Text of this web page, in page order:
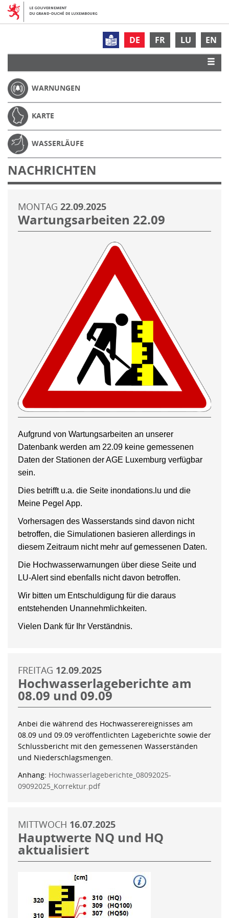
DE FR LU EN
WARNUNGEN
KARTE
WASSERLÄUFE
NACHRICHTEN
MONTAG 22.09.2025
Wartungsarbeiten 22.09
Aufgrund von Wartungsarbeiten an unserer
Datenbank werden am 22.09 keine gemessenen
Daten der Stationen der AGE Luxemburg verfügbar
sein.
Dies betrifft u.a. die Seite inondations.lu und die
Meine Pegel App.
Vorhersagen des Wasserstands sind davon nicht
betroffen, die Simulationen basieren allerdings in
diesem Zeitraum nicht mehr auf gemessenen Daten.
Die Hochwasserwarnungen über diese Seite und
LU-Alert sind ebenfalls nicht davon betroffen.
Wir bitten um Entschuldigung für die daraus
entstehenden Unannehmlichkeiten.
Vielen Dank für Ihr Verständnis.
FREITAG 12.09.2025
Hochwasserlageberichte am
08.09 und 09.09
Anbei die während des Hochwasserereignisses am
08.09 und 09.09 veröffentlichten Lageberichte sowie der
Schlussbericht mit den gemessenen Wasserständen
und Niederschlagsmengen.
Anhang: Hochwasserlageberichte_08092025-
09092025_Korrektur.pdf
MITTWOCH 16.07.2025
Hauptwerte NQ und HQ
aktualisiert